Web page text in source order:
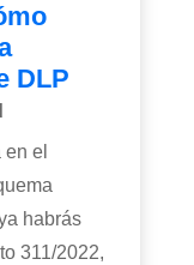
DLP
el
habrás
311/2022,